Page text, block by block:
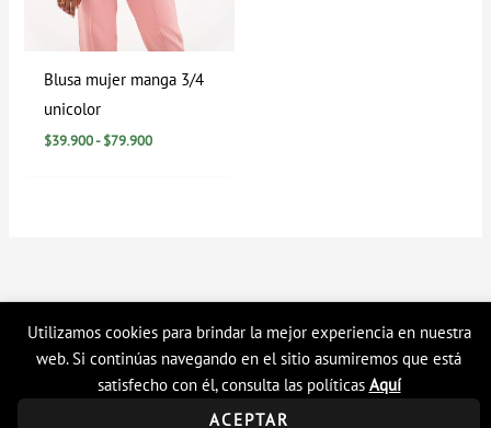
Utilizamos cookies para brindar la mejor experiencia en nuestra
web. Si continúas navegando en el sitio asumiremos que está
satisfecho con él, consulta las políticas Aquí
ACEPTAR
Blusa mujer manga 3/4
unicolor
$39.900- $79.900
Copyright © 2026 Tienda en linea LyH